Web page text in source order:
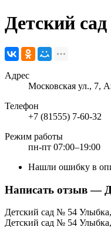
Детский
Адрес
Московская ул., 7,
Телефон
+7 (81555) 7-60-32
Режим работы
пн-пт 07:00–19:00
Нашли ошибку в
Написать отзыв—
Детский сад № 54
Детский сад № 54